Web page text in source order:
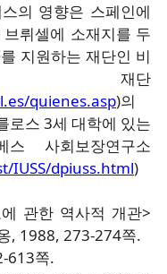
의 영향은 스페인에
뤼셀에 소재지를 두
지원하는 재단인 비
단
quienes.asp)의
로스 3세 대학에 있는
사회보장연구소
IUSS/dpiuss.html)
관한 역사적 개관>
, 1988, 273-274쪽.
613쪽.